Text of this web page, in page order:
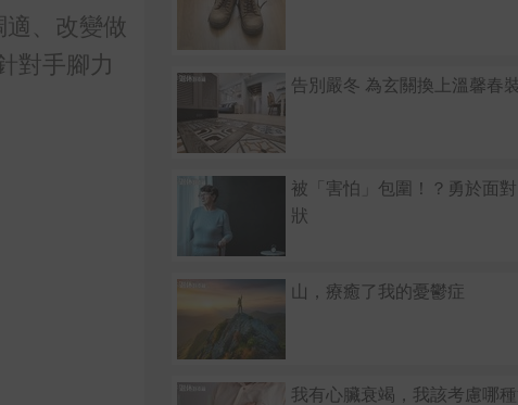
、改變做
對手腳力
告別嚴冬 為玄關換上溫馨春
被「害怕」包圍！？勇於面
狀
山，療癒了我的憂鬱症
我有心臟衰竭，我該考慮哪